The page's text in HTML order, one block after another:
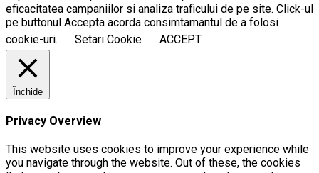
eficacitatea campaniilor si analiza traficului de pe site. Click-ul
pe buttonul Accepta acorda consimtamantul de a folosi
cookie-uri.
Setari Cookie ACCEPT
Închide
Privacy Overview
This website uses cookies to improve your experience while
you navigate through the website. Out of these, the cookies